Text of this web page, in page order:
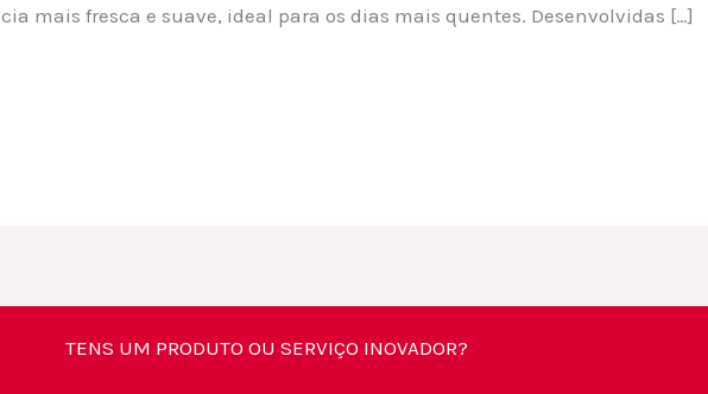
mais fresca e suave, ideal para os dias mais quentes. Desenvolvidas […]
TENS UM PRODUTO OU SERVIÇO INOVADOR?